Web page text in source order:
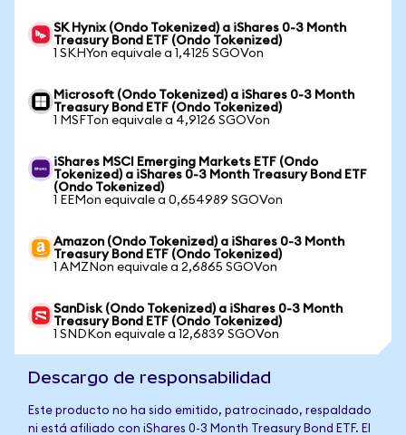
SK Hynix (Ondo Tokenized) a iShares 0-3 Month
Treasury Bond ETF (Ondo Tokenized)
1 SKHYon equivale a 1,4125 SGOVon
Microsoft (Ondo Tokenized) a iShares 0-3 Month
Treasury Bond ETF (Ondo Tokenized)
1 MSFTon equivale a 4,9126 SGOVon
iShares MSCI Emerging Markets ETF (Ondo
Tokenized) a iShares 0-3 Month Treasury Bond ETF
(Ondo Tokenized)
1 EEMon equivale a 0,654989 SGOVon
Amazon (Ondo Tokenized) a iShares 0-3 Month
Treasury Bond ETF (Ondo Tokenized)
1 AMZNon equivale a 2,6865 SGOVon
SanDisk (Ondo Tokenized) a iShares 0-3 Month
Treasury Bond ETF (Ondo Tokenized)
1 SNDKon equivale a 12,6839 SGOVon
Descargo de responsabilidad
Este producto no ha sido emitido, patrocinado, respaldado
ni está afiliado con iShares 0-3 Month Treasury Bond ETF. El